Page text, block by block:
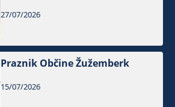
27/07/2026
Praznik Občine Žužemberk
15/07/2026